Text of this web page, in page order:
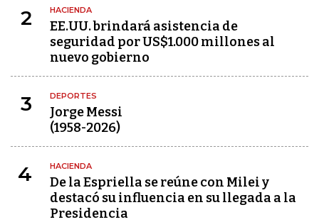
2 HACIENDA
EE.UU. brindará asistencia de
seguridad por US$1.000 millones al
nuevo gobierno
3 DEPORTES
Jorge Messi
(1958-2026)
4 HACIENDA
De la Espriella se reúne con Milei y
destacó su influencia en su llegada a la
Presidencia